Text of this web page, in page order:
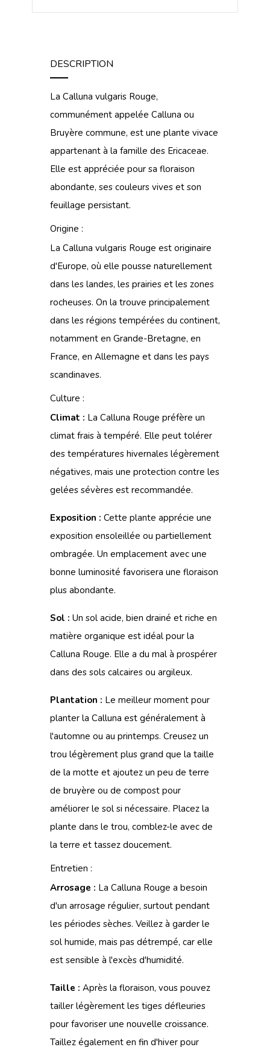
DESCRIPTION
La Calluna vulgaris Rouge,
communément appelée Calluna ou
Bruyère commune, est une plante vivace
appartenant à la famille des Ericaceae.
Elle est appréciée pour sa floraison
abondante, ses couleurs vives et son
feuillage persistant.
Origine :
La Calluna vulgaris Rouge est originaire
d'Europe, où elle pousse naturellement
dans les landes, les prairies et les zones
rocheuses. On la trouve principalement
dans les régions tempérées du continent,
notamment en Grande-Bretagne, en
France, en Allemagne et dans les pays
scandinaves.
Culture :
Climat : La Calluna Rouge préfère un
climat frais à tempéré. Elle peut tolérer
des températures hivernales légèrement
négatives, mais une protection contre les
gelées sévères est recommandée.
Exposition : Cette plante apprécie une
exposition ensoleillée ou partiellement
ombragée. Un emplacement avec une
bonne luminosité favorisera une floraison
plus abondante.
Sol : Un sol acide, bien drainé et riche en
matière organique est idéal pour la
Calluna Rouge. Elle a du mal à prospérer
dans des sols calcaires ou argileux.
Plantation : Le meilleur moment pour
planter la Calluna est généralement à
l'automne ou au printemps. Creusez un
trou légèrement plus grand que la taille
de la motte et ajoutez un peu de terre
de bruyère ou de compost pour
améliorer le sol si nécessaire. Placez la
plante dans le trou, comblez-le avec de
la terre et tassez doucement.
Entretien :
Arrosage : La Calluna Rouge a besoin
d'un arrosage régulier, surtout pendant
les périodes sèches. Veillez à garder le
sol humide, mais pas détrempé, car elle
est sensible à l'excès d'humidité.
Taille : Après la floraison, vous pouvez
tailler légèrement les tiges défleuries
pour favoriser une nouvelle croissance.
Taillez également en fin d'hiver pour